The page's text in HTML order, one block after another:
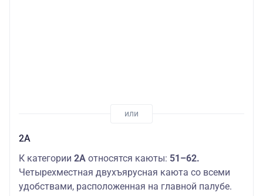
2А
К категории 2А относятся каюты: 51–62.
Четырехместная двухъярусная каюта со всеми
удобствами, расположенная на главной палубе.